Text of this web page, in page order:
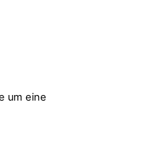
um eine